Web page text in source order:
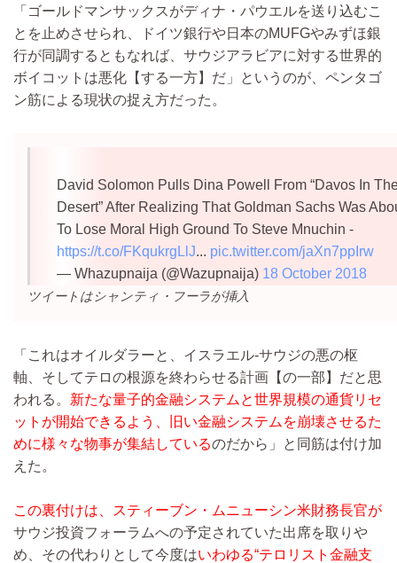
「ゴールドマンサックスがディナ・パウエルを送り込むこ
とを止めさせられ、ドイツ銀行や日本のMUFGやみずほ銀
行が同調するともなれば、サウジアラビアに対する世界的
ボイコットは悪化【する一方】だ」というのが、ペンタゴ
ン筋による現状の捉え方だった。
David Solomon Pulls Dina Powell From “Davos In
Desert” After Realizing That Goldman Sachs Was
To Lose Moral High Ground To Steve Mnuchin -
https://t.co/FKqukrgLlJ... pic.twitter.com/jaXn7ppIrw
— Whazupnaija (@Wazupnaija) 18 October 2018
ツイートはシャンティ・フーラが挿入
「これはオイルダラーと、イスラエル‐サウジの悪の枢
軸、そしてテロの根源を終わらせる計画【の一部】だと思
われる。 新たな量子的金融システムと世界規模の通貨リセ
ットが開始できるよう、旧い金融システムを崩壊させるた
めに様々な物事が集結しているのだから」と同筋は付け加
えた。
この裏付けは、スティーブン・ムニューシン米財務長官が
サウジ投資フォーラムへの予定されていた出席を取りや
め、その代わりとして今度はいわゆる“テロリスト金融支